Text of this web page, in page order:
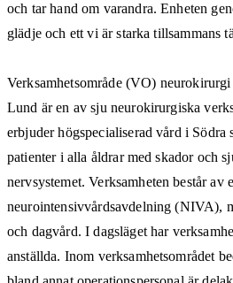
och tar hand om varandra. Enheten
glädje och ett vi är starka tillsammans
Verksamhetsområde (VO)
Lund är en av sju neurokirurgiska
erbjuder högspecialiserad vård i
patienter i alla åldrar med skador och
nervsystemet. Verksamheten består av
neurointensivvårdsavdelning (NIVA),
och dagvård. I dagsläget har
anställda. Inom verksamhetsområdet